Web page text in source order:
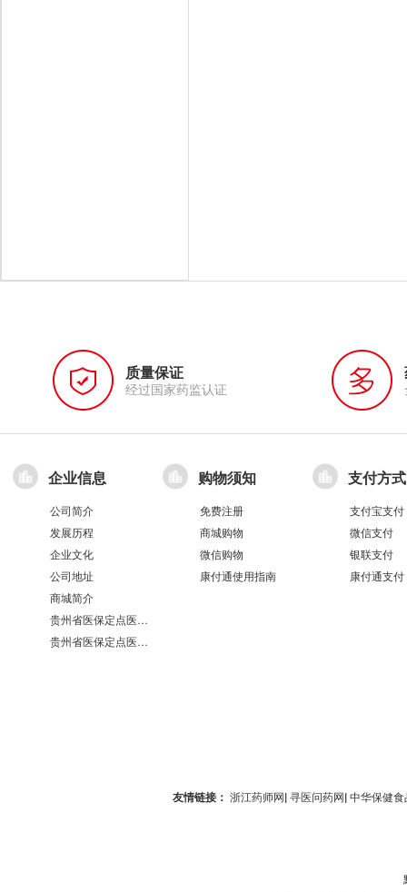
质量保证
经过国家药监认证
企业信息
公司简介
发展历程
企业文化
公司地址
商城简介
贵州省医保定点医疗机构医保服务情况表（第551分店）
贵州省医保定点医疗机构医保服务情况表（第100分店）
购物须知
免费注册
商城购物
微信购物
康付通使用指南
支付方式
支付宝支付
微信支付
银联支付
康付通支付
友情链接： 浙江药师网| 寻医问药网| 中华保健食